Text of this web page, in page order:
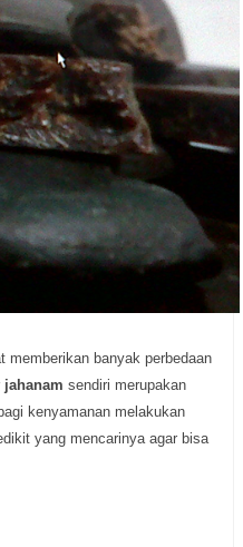
memberikan banyak perbedaan
jahanam sendiri merupakan
kenyamanan melakukan
yang mencarinya agar bisa